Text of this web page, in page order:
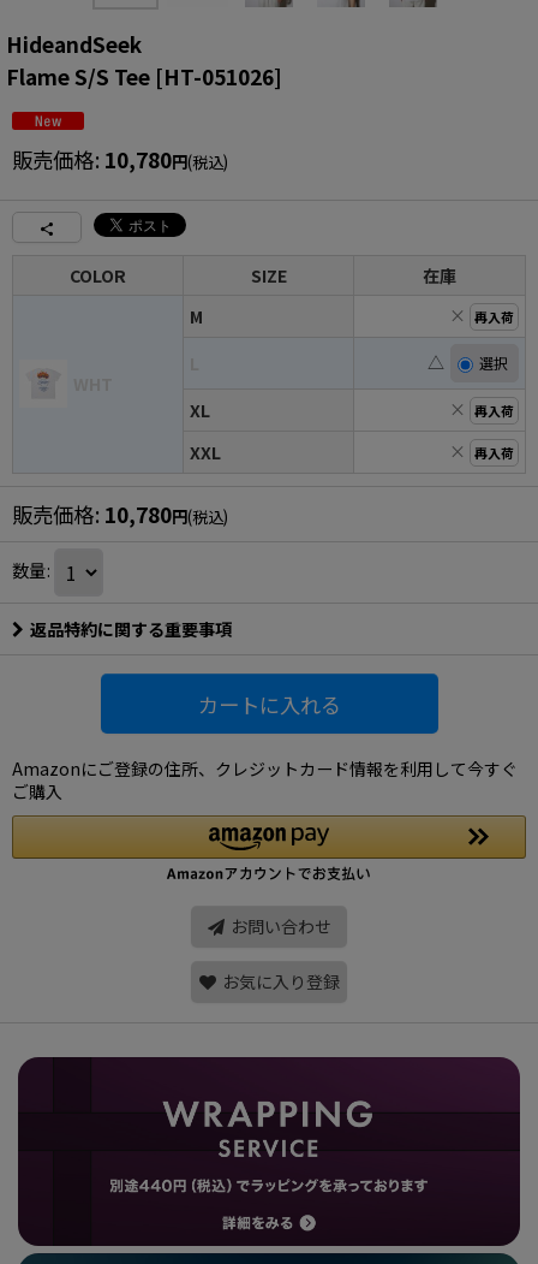
HideandSeek
Flame S/S Tee [HT-051026]
販売価格: 10,780円(税込)
COLOR SIZE 在庫
M × 再入荷
△
XL
× 再入荷
XXL × 再入荷
販売価格: 10,780円(税込)
数量:
返品特約に関する重要事項
カートに入れる
Amazonにご登録の住所、クレジットカード情報を利用して今すぐ
ご購入
お問い合わせ
お気に入り登録